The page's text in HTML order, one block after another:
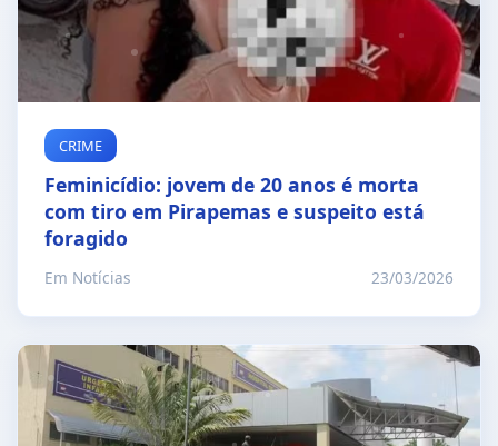
CRIME
Feminicídio: jovem de 20 anos é morta
com tiro em Pirapemas e suspeito está
foragido
Em Notícias 23/03/2026